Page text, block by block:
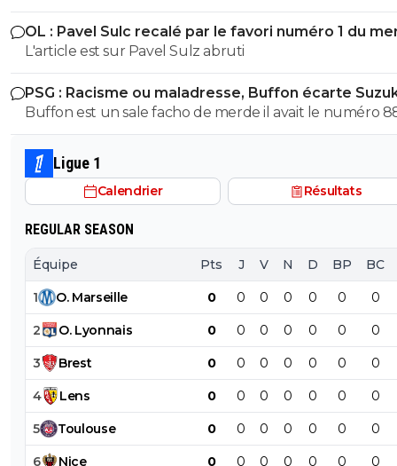
qu'il va vite exploser en vol avec ses différentes
OL : Pavel Sulc recalé par le favori numéro 1 du
L'article est sur Pavel Sulz abruti
PSG : Racisme ou maladresse, Buffon écarte
Buffon est un sale facho de merde il avait le numéro
cetait pas un hasard...
Ligue 1
Calendrier Résultats
REGULAR SEASON
Équipe Pts J V N D BP BC
1 O. Marseille 0 0 0 0 0 0 0
2 O. Lyonnais 0 0 0 0 0 0 0
3 Brest 0 0 0 0 0 0 0
4 Lens 0 0 0 0 0 0 0
5 Toulouse 0 0 0 0 0 0 0
6 Nice 0 0 0 0 0 0 0